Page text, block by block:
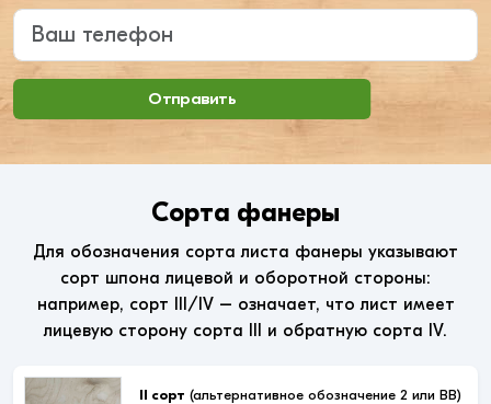
Ваш телефон
Отправить
Сорта фанеры
Для обозначения сорта листа фанеры указывают
сорт шпона лицевой и оборотной стороны:
например, сорт III/IV – означает, что лист имеет
лицевую сторону сорта III и обратную сорта IV.
II сорт (альтернативное обозначение 2 или ВВ)